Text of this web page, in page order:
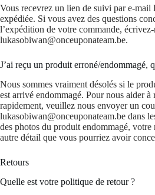
Vous recevrez un lien de suivi par e-mail
expédiée. Si vous avez des questions
l’expédition de votre commande, écrivez-
lukasobiwan@onceuponateam.be.
J’ai reçu un produit erroné/endommagé,
Nous sommes vraiment désolés si le
est arrivé endommagé. Pour nous aider à
rapidement, veuillez nous envoyer un
lukasobiwan@onceuponateam.be dans
des photos du produit endommagé,
autre détail que vous pourriez avoir
Retours
Quelle est votre politique de retour ?